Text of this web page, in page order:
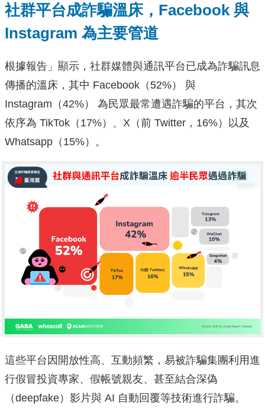
社群平台成詐騙溫床，Facebook 與
Instagram 為主要管道
根據報告」顯示，社群媒體與通訊平台已成為詐騙訊息
傳播的溫床，其中 Facebook（52%） 與
Instagram（42%） 為民眾最常遭遇詐騙的平台，其次
依序為 TikTok（17%）、X（前 Twitter，16%）以及
Whatsapp（15%）。
這些平台因開放性高、互動頻繁，易被詐騙集團利用進
行假冒投資專家、假帳號親友、甚至結合深偽
（deepfake）影片與 AI 自動回覆等技術進行詐騙。